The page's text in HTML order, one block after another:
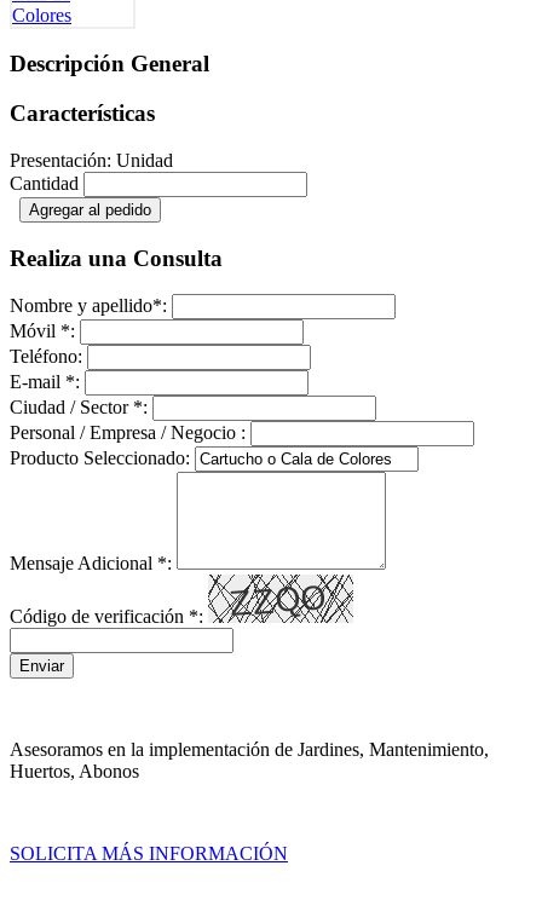
Descripción General
Características
Presentación: Unidad
Cantidad
Agregar al pedido
Realiza una Consulta
Nombre y apellido*:
Móvil *:
Teléfono:
E-mail *:
Ciudad / Sector *:
Personal / Empresa / Negocio :
Producto Seleccionado:
Mensaje Adicional *:
Código de verificación *:
Enviar
Asesoramos en la implementación de Jardines, Mantenimiento,
Huertos, Abonos
SOLICITA MÁS INFORMACIÓN